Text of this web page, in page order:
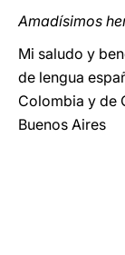
Amadísimos
Mi saludo y
de lengua
Colombia y de
Buenos Aires